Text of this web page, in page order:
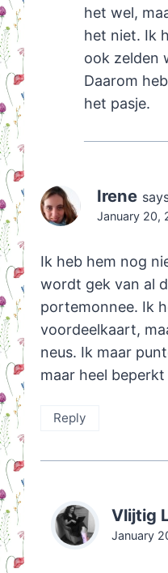
het wel,
het niet. Ik
ook zelden
Daarom
het pasje.
Irene
January 20,
Ik heb hem nog
wordt gek van al
portemonnee. Ik
voordeelkaart,
neus. Ik maar
maar heel
Reply
Vlijtig
January